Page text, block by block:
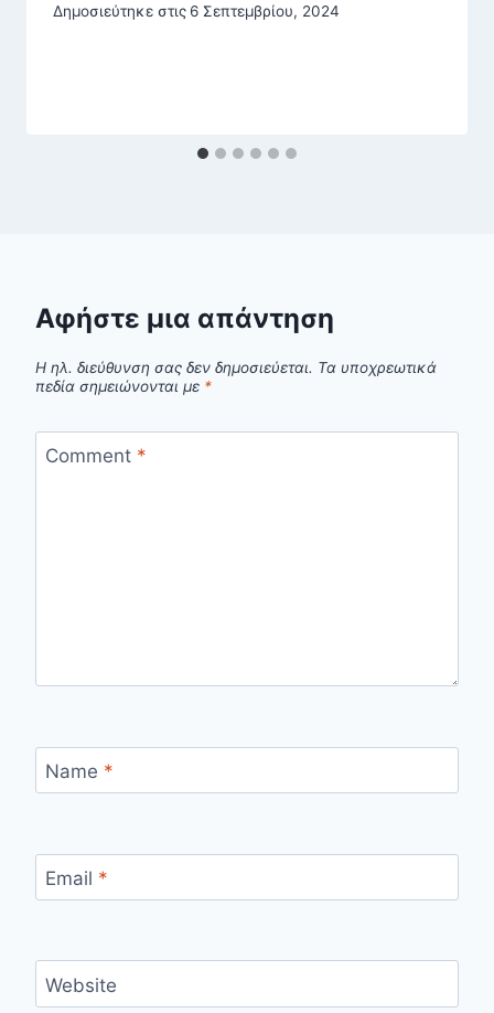
Δημοσιεύτηκε στις 6 Σεπτεμβρίου, 2024
Αφήστε μια απάντηση
Η ηλ. διεύθυνση σας δεν δημοσιεύεται. Τα υποχρεωτικά
πεδία σημειώνονται με *
Comment *
Name *
Email *
Website